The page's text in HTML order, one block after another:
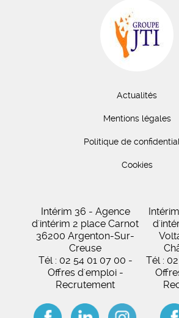
Actualités
Mentions légales
Politique de
Cookies
Intérim 36 - Agence
d'intérim 2 place Carnot
36200 Argenton-Sur-
Creuse
Tél : 02 54 01 07 00 -
Offres d'emploi -
Recrutement
Tél :